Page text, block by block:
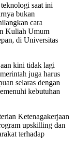
saat ini
bukan
cara
Kuliah Umum
di Universitas
kini tidak lagi
juga harus
selaras dengan
kebutuhan
Ketenagakerjaan
upskilling dan
terhadap